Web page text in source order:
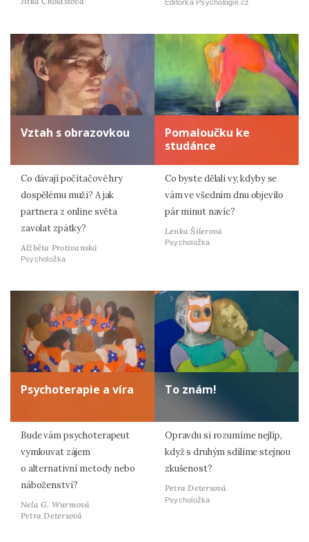
Editorka Psychologie.cz
Vztah s obrazovkou
Co dávají počítačové hry
dospělému muži? A jak
partnera z online světa
zavolat zpátky?
Alžběta Protivanská
Psycholožka
Pomaloučku ke
studánce
Co byste dělali vy, kdyby se
vám ve všedním dnu objevilo
pár minut navíc?
Lenka Šilerová
Psycholožka
Psychoterapie a víra
Bude vám psychoterapeut
vymlouvat zájem
o alternativní metody nebo
náboženství?
Nela G. Wurmová
Petra Detersová
To znám!
Opravdu si rozumíme nejlíp,
když s druhým sdílíme stejnou
zkušenost?
Petra Detersová
Psycholožka